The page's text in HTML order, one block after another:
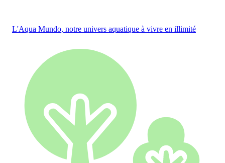
L'Aqua Mundo, notre univers aquatique à vivre en illimité